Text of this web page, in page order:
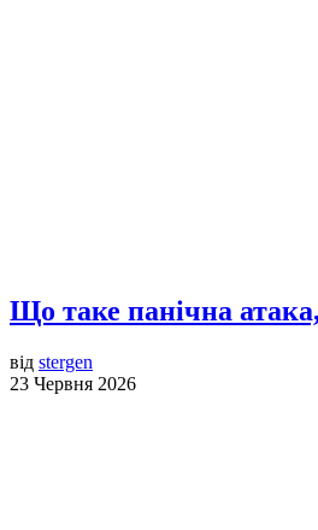
Що таке панічна
від stergen
23 Червня 2026